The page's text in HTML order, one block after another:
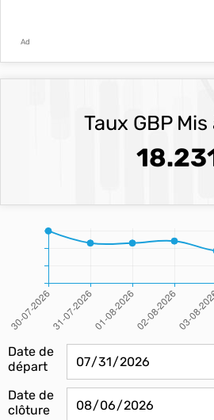
Ad
Taux GBP
Date de
départ
Date de
clôture